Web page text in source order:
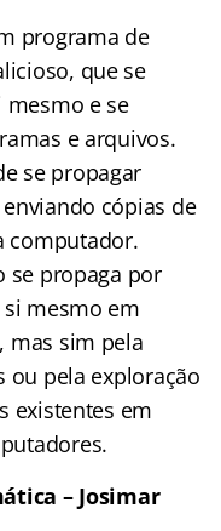
programa de
que se
mesmo e se
e arquivos.
se propagar
cópias de
computador.
se propaga por
mesmo em
mas sim pela
ou pela exploração
existentes em
– Josimar